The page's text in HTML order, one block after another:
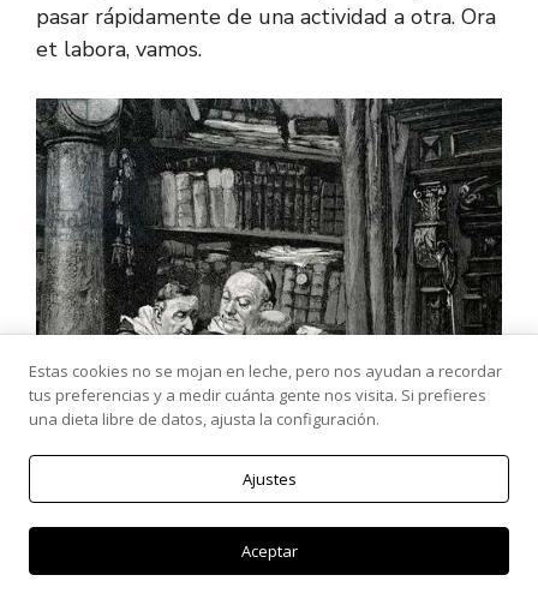
pasar rápidamente de una actividad a otra. Ora
et labora, vamos.
Estas cookies no se mojan en leche, pero nos ayudan a recordar
tus preferencias y a medir cuánta gente nos visita. Si prefieres
una dieta libre de datos, ajusta la configuración.
Ajustes
Aceptar